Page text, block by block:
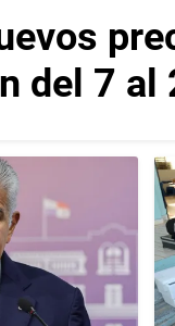
del 7 al